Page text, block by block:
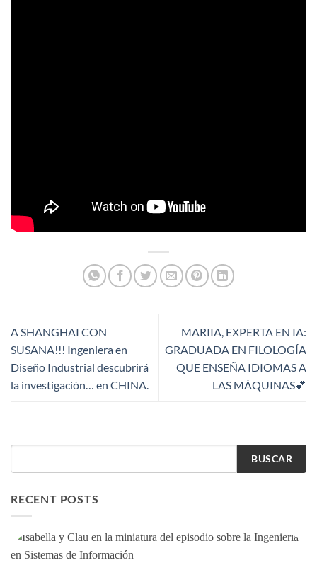
A SHANGHAI CON
SUSANA!!! Ingeniera en
Diseño Industrial descubrirá
la investigación… en CHINA.
MARIIA, EXPERTA EN IA:
GRADUADA EN FILOLOGÍA
QUE ENSEÑA IDIOMAS A
LAS MÁQUINAS💕
BUSCAR
RECENT POSTS